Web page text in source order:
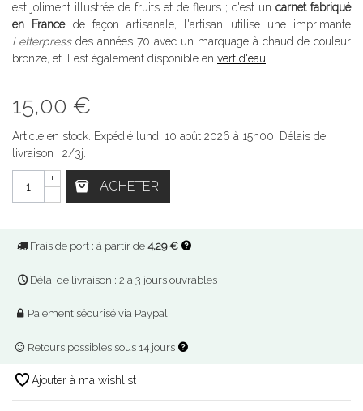
est joliment illustrée de fruits et de fleurs ; c'est un carnet fabriqué
en Francede façon artisanale, l'artisan utilise une imprimante
Letterpressdes années 70 avec un marquage à chaud de couleur
bronze, et il est également disponible en vert d'eau
15,00 €
Article en stock. Expédié lundi 10 août 2026 à 15h00. Délais de
livraison : 2/3j.
-
+ ACHETER
Frais de port : à partir de 4,29 €
Délai de livraison : 2 à 3 jours ouvrables
Paiement sécurisé via Paypal
Retours possibles sous 14 jours
Ajouter à ma wishlist